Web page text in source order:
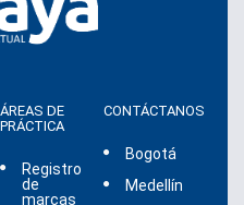
ÁREAS DE
PRÁCTICA
Registro
de
marcas
CONTÁCTANOS
Bogotá
Medellín